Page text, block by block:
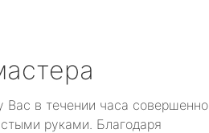
Вас в течении часа совершенно
руками. Благодаря